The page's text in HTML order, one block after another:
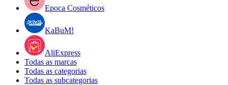
Epoca Cosméticos
KaBuM!
AliExpress
Todas as marcas
Todas as categorias
Todas as subcategorias